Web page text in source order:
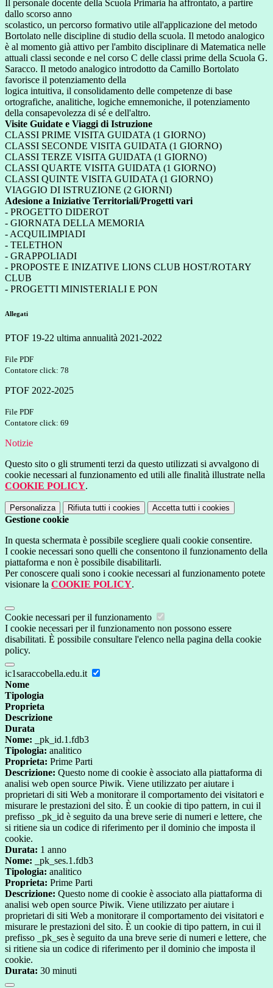
Il personale docente della Scuola Primaria ha affrontato, a partire
dallo scorso anno
scolastico, un percorso formativo utile all'applicazione del metodo
Bortolato nelle discipline di studio della scuola. Il metodo analogico
è al momento già attivo per l'ambito disciplinare di Matematica nelle
attuali classi seconde e nel corso C delle classi prime della Scuola G.
Saracco. Il metodo analogico introdotto da Camillo Bortolato
favorisce il potenziamento della
logica intuitiva, il consolidamento delle competenze di base
ortografiche, analitiche, logiche emnemoniche, il potenziamento
della consapevolezza di sé e dell'altro.
Visite Guidate e Viaggi di Istruzione
CLASSI PRIME VISITA GUIDATA (1 GIORNO)
CLASSI SECONDE VISITA GUIDATA (1 GIORNO)
CLASSI TERZE VISITA GUIDATA (1 GIORNO)
CLASSI QUARTE VISITA GUIDATA (1 GIORNO)
CLASSI QUINTE VISITA GUIDATA (1 GIORNO)
VIAGGIO DI ISTRUZIONE (2 GIORNI)
Adesione a Iniziative Territoriali/Progetti vari
- PROGETTO DIDEROT
- GIORNATA DELLA MEMORIA
- ACQUILIMPIADI
- TELETHON
- GRAPPOLIADI
- PROPOSTE E INIZATIVE LIONS CLUB HOST/ROTARY
CLUB
- PROGETTI MINISTERIALI E PON
Allegati
PTOF 19-22 ultima annualità 2021-2022
File PDF
Contatore click: 78
PTOF 2022-2025
File PDF
Contatore click: 69
Notizie
Questo sito o gli strumenti terzi da questo utilizzati si avvalgono di
cookie necessari al funzionamento ed utili alle finalità illustrate nella
COOKIE POLICY.
Personalizza Rifiuta tutti i cookies Accetta tutti i cookies
Gestione cookie
In questa schermata è possibile scegliere quali cookie consentire.
I cookie necessari sono quelli che consentono il funzionamento della
piattaforma e non è possibile disabilitarli.
Per conoscere quali sono i cookie necessari al funzionamento potete
visionare la COOKIE POLICY.
Cookie necessari per il funzionamento
I cookie necessari per il funzionamento non possono essere
disabilitati. È possibile consultare l'elenco nella pagina della cookie
policy.
ic1saraccobella.edu.it
Nome
Tipologia
Proprieta
Descrizione
Durata
Nome: _pk_id.1.fdb3
Tipologia: analitico
Proprieta: Prime Parti
Descrizione: Questo nome di cookie è associato alla piattaforma di
analisi web open source Piwik. Viene utilizzato per aiutare i
proprietari di siti Web a monitorare il comportamento dei visitatori e
misurare le prestazioni del sito. È un cookie di tipo pattern, in cui il
prefisso _pk_id è seguito da una breve serie di numeri e lettere, che
si ritiene sia un codice di riferimento per il dominio che imposta il
cookie.
Durata: 1 anno
Nome: _pk_ses.1.fdb3
Tipologia: analitico
Proprieta: Prime Parti
Descrizione: Questo nome di cookie è associato alla piattaforma di
analisi web open source Piwik. Viene utilizzato per aiutare i
proprietari di siti Web a monitorare il comportamento dei visitatori e
misurare le prestazioni del sito. È un cookie di tipo pattern, in cui il
prefisso _pk_ses è seguito da una breve serie di numeri e lettere, che
si ritiene sia un codice di riferimento per il dominio che imposta il
cookie.
Durata: 30 minuti